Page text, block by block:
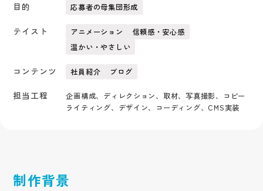
目的 応募者の母集団形成
テイスト アニメーション
信頼感・安心感
温かい・やさしい
コンテンツ 社員紹介 ブログ
担当工程
企画構成、ディレクション、取材、写真撮影、コピー
ライティング、デザイン、コーディング、CMS実装
制作背景